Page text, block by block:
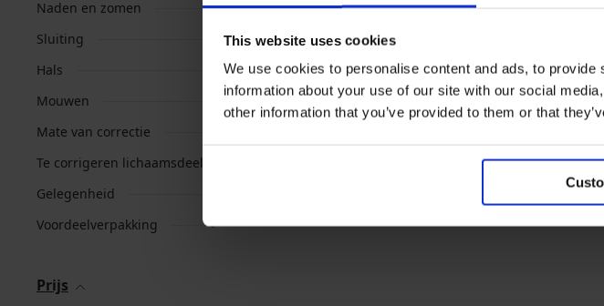
This website uses cookies
We use cookies to personalise content and ads, to
information about your use of our site with our social
other information that you’ve provided to them or that
Naden en zomen
Sluiting
Hals
Mouwen
Mate van correctie
Te corrigeren lichaamsdeel
Gelegenheid
Voordeelverpakking
Prijs